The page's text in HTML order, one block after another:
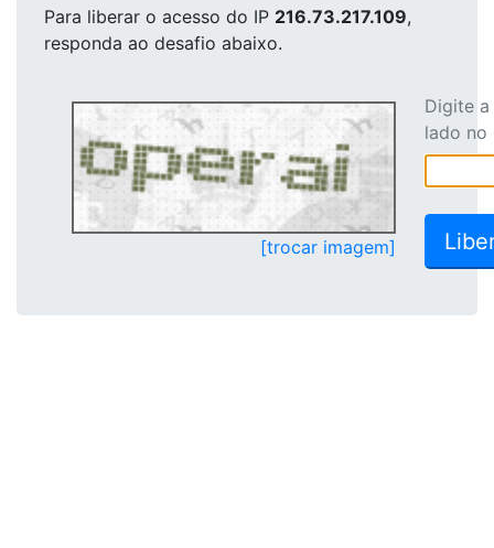
Para liberar o acesso do IP 216.73.217.109,
responda ao desafio abaixo.
[trocar imagem]
Digite
lado no